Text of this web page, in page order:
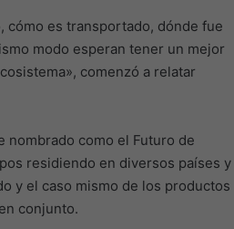
cómo es transportado, dónde fue
modo esperan tener un mejor
comenzó a relatar
nombrado como el Futuro de
residiendo en diversos países y
y el caso mismo de los productos
conjunto.